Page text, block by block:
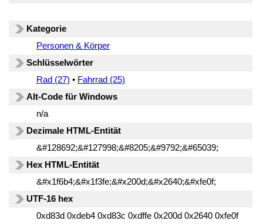
Kategorie
Personen & Körper
Schlüsselwörter
Rad (27) • Fahrrad (25)
Alt-Code für Windows
n/a
Dezimale HTML-Entität
&#128692;&#127998;&#8205;&#9792;&#65039;
Hex HTML-Entität
&#x1f6b4;&#x1f3fe;&#x200d;&#x2640;&#xfe0f;
UTF-16 hex
0xd83d 0xdeb4 0xd83c 0xdffe 0x200d 0x2640 0xfe0f